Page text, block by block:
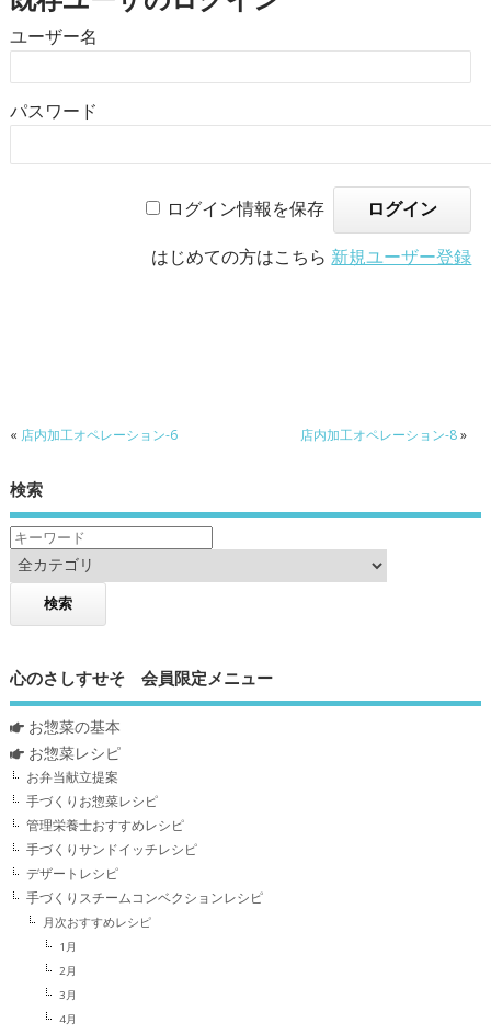
ユーザー名
パスワード
ログイン情報を保存
はじめての方はこちら 新規ユーザー登録
« 店内加工オペレーション-6 店内加工オペレーション-8»
検索
心のさしすせそ 会員限定メニュー
お惣菜の基本
お惣菜レシピ
お弁当献立提案
手づくりお惣菜レシピ
管理栄養士おすすめレシピ
手づくりサンドイッチレシピ
デザートレシピ
手づくりスチームコンベクションレシピ
月次おすすめレシピ
1月
2月
3月
4月